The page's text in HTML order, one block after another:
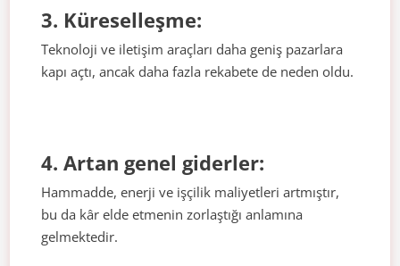
3. Küreselleşme:
Teknoloji ve iletişim araçları daha geniş pazarlara
kapı açtı, ancak daha fazla rekabete de neden oldu.
4. Artan genel giderler:
Hammadde, enerji ve işçilik maliyetleri artmıştır,
bu da kâr elde etmenin zorlaştığı anlamına
gelmektedir.